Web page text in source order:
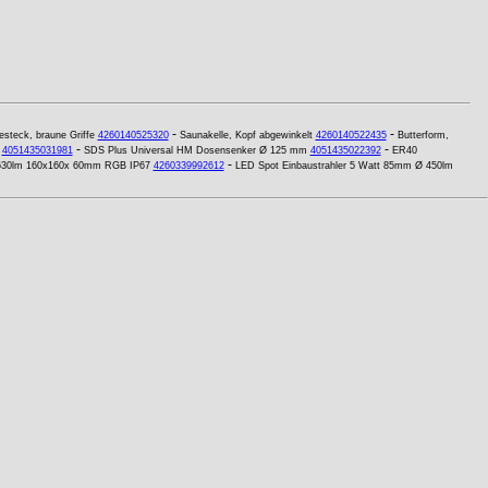
braune Griffe 4260140525320- Saunakelle, Kopf abgewinkelt 4260140522435- Butterform,
4051435031981- SDS Plus Universal HM Dosensenker Ø 125 mm 4051435022392- ER40
160x160x 60mm RGB IP67 4260339992612- LED Spot Einbaustrahler 5 Watt 85mm Ø 450lm